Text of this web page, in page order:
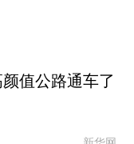
值公路通车了